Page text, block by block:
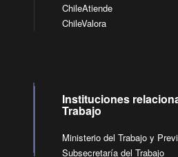
ChileAtiende
ChileValora
Instituciones
Trabajo
Ministerio del Trabajo y
Subsecretaría del Trabajo